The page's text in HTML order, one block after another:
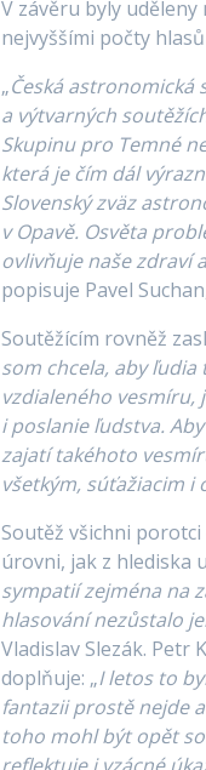
V závěru byly
nejvyššími počty
„Česká
a výtvarných
Skupinu pro Temné
která je čím dál
Slovenský zväz
v Opavě. Osvěta
ovlivňuje naše zdraví
popisuje Pavel
Soutěžícím rovněž
som chcela, aby
vzdialeného
i poslanie ľudstva.
zajatí takéhoto
všetkým, súťažiacim
Soutěž všichni
úrovni, jak z hlediska
sympatií zejména na
hlasování nezůstalo
Vladislav Slezák.
doplňuje: „I letos to
fantazii prostě nejde
toho mohl být opět